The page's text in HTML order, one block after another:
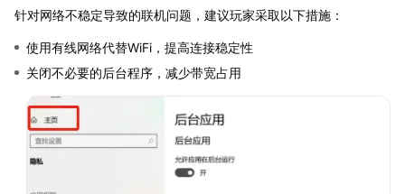
针对网络不稳定导致的联机问题，建议玩家采取以下措施：
使用有线网络代替WiFi，提高连接稳定性
关闭不必要的后台程序，减少带宽占用